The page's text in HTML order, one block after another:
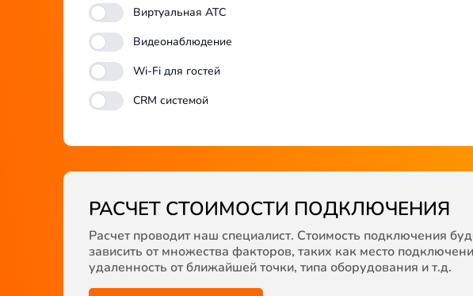
Виртуальная АТС
Видеонаблюдение
Wi-Fi для гостей
CRM системой
РАСЧЕТ СТОИМОСТИ ПОДКЛЮЧЕНИЯ
Расчет проводит наш специалист. Стоимость подключения
зависить от множества факторов, таких как место
удаленность от ближайшей точки, типа оборудования и т.д.